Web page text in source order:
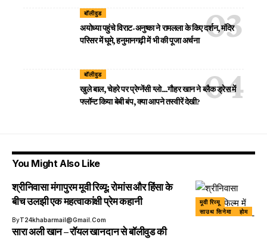
बॉलीवुड
अयोध्या पहुंचे विराट-अनुष्का ने रामलला के किए दर्शन, मंदिर
परिसर में घूमे, हनुमानगढ़ी में भी की पूजा अर्चना
बॉलीवुड
खुले बाल, चेहरे पर प्रेग्नेंसी ग्लो…गौहर खान ने ब्लैक ड्रेस में
फ्लॉन्ट किया बेबी बंप, क्या आपने तस्वीरें देखी?
You Might Also Like
मूवी रिव्यू
साउथ सिनेमा
होम
श्रीनिवासा मंगापुरम मूवी रिव्यू: रोमांस और हिंसा के
बीच उलझी एक महत्वाकांक्षी प्रेम कहानी
ByT24khabarmail@gmail.com
सारा अली खान – रॉयल खानदान से बॉलीवुड की